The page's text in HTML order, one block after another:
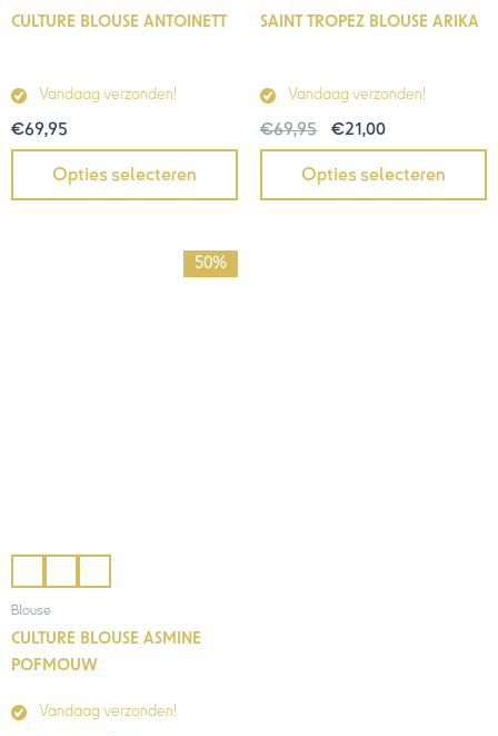
CULTURE BLOUSE ANTOINETT
Vandaag verzonden!
€69,95
Opties selecteren
SAINT TROPEZ BLOUSE ARIKA
Vandaag verzonden!
€69,95 €21,00
Opties selecteren
50%
Blouse
CULTURE BLOUSE ASMINE
POFMOUW
Vandaag verzonden!
Prijsklasse:
€30,00